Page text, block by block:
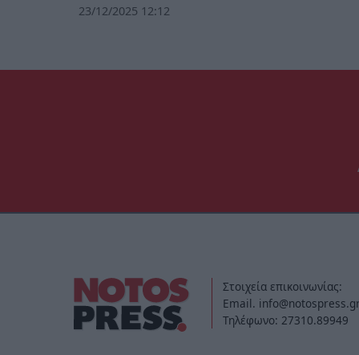
23/12/2025 12:12
Στοιχεία επικοινωνίας:
Email. info@notospress.gr
Τηλέφωνο: 27310.89949